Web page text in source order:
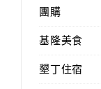
團購
基隆美食
墾丁住宿